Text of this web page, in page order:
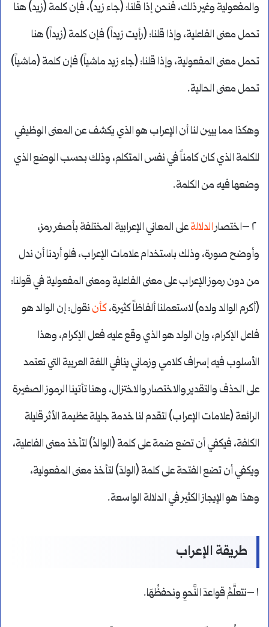
والمفعولية وغير ذلك، فنحن إذا قلنا: (جاء زيد)، فإن كلمة (زيد) هنا
تحمل معنى الفاعلية، وإذا قلنا: (رأيت زيداً) فإن كلمة (زيداً) هنا
تحمل معنى المفعولية، وإذا قلنا: (جاء زيد ماشياً) فإن كلمة (ماشياً)
تحمل معنى الحالية.
وهكذا مما يبين لنا أن الإعراب هو الذي يكشف عن المعنى الوظيفي
للكلمة الذي كان كامناً في نفس المتكلم، وذلك بحسب الوضع الذي
وضعها فيه من الكلمة.
الدلالةعلى المعاني الإعرابية المختلفة بأصغر رمز،
وأوضح صورة، وذلك باستخدام علامات الإعراب، فلو أردنا أن ندل
من دون رموز الإعراب على معنى الفاعلية ومعنى المفعولية في قولنا:
(أكرم الوالد ولده) لاستعملنا ألفاظاً كثيرة،كأن نقول: إن الوالد هو
فاعل الإكرام، وإن الولد هو الذي وقع عليه فعل الإكرام، وهذا
الأسلوب فيه إسراف كلامي وزماني ينافي اللغة العربية التي تعتمد
على الحذف والتقدير والاختصار والاختزال، وهنا تأتينا الرموز الصغيرة
الرائعة (علامات الإعراب) لتقدم لنا خدمة جليلة عظيمة الأثر قليلة
الكلفة، فيكفي أن تضع ضمة على كلمة (الوالدُ) لتأخذ معنى الفاعلية،
ويكفي أن تضع الفتحة على كلمة (الولدَ) لتأخذ معنى المفعولية،
وهذا هو الإيجاز الكثير في الدلالة الواسعة.
طريقة الإعراب
١ –نتعلَّمُ قواعدَ النَّحوِ ونحفظُهَا.